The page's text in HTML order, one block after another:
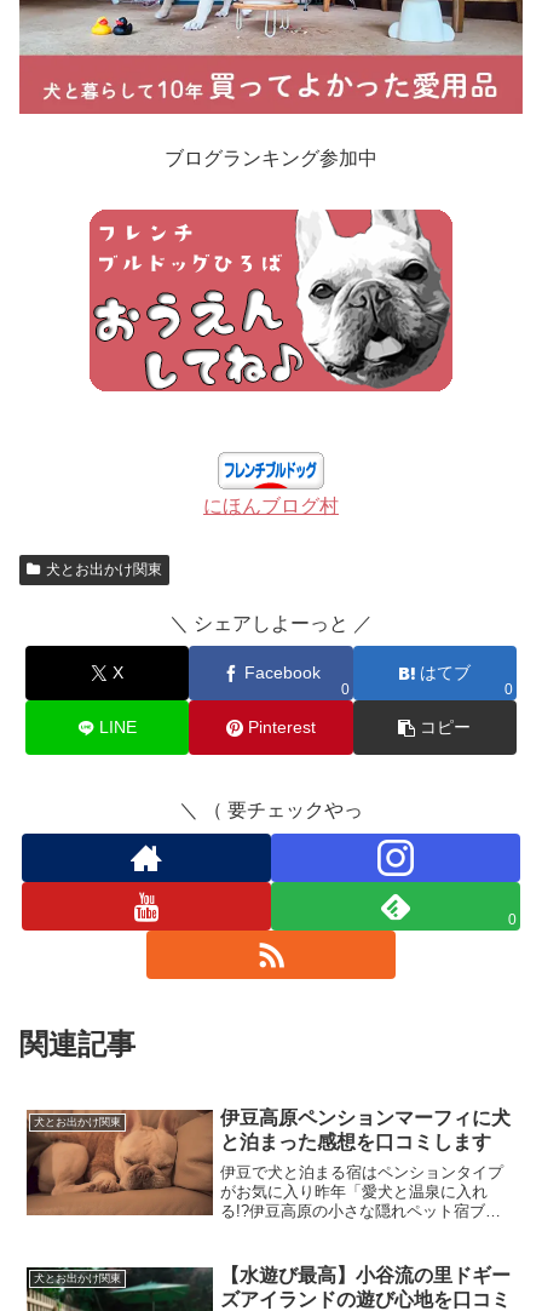
ブログランキング参加中
にほんブログ村
犬とお出かけ関東
＼ シェアしよーっと ／
X Facebook
0
はてブ
0
LINE Pinterest コピー
＼ （ 要チェックやっ
0
関連記事
犬とお出かけ関東
伊豆高原ペンションマーフィに犬
と泊まった感想を口コミします
伊豆で犬と泊まる宿はペンションタイプ
がお気に入り昨年「愛犬と温泉に入れ
る!?伊豆高原の小さな隠れペット宿ブラ
このときは、宿泊客が他にいなかったの
で貸切を満喫。かなりゆっ...
犬とお出かけ関東
【水遊び最高】小谷流の里ドギー
ズアイランドの遊び心地を口コミ